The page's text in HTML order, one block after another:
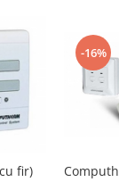
fir)
-16%